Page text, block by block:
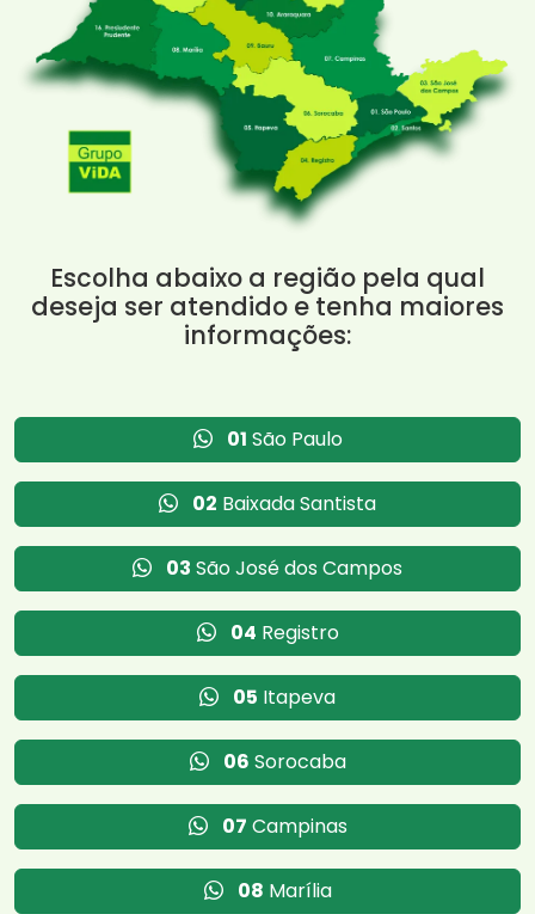
Escolha abaixo a região pela qual
deseja ser atendido e tenha maiores
informações:
01 São Paulo
02 Baixada Santista
03 São José dos Campos
04 Registro
05 Itapeva
06 Sorocaba
07 Campinas
08 Marília